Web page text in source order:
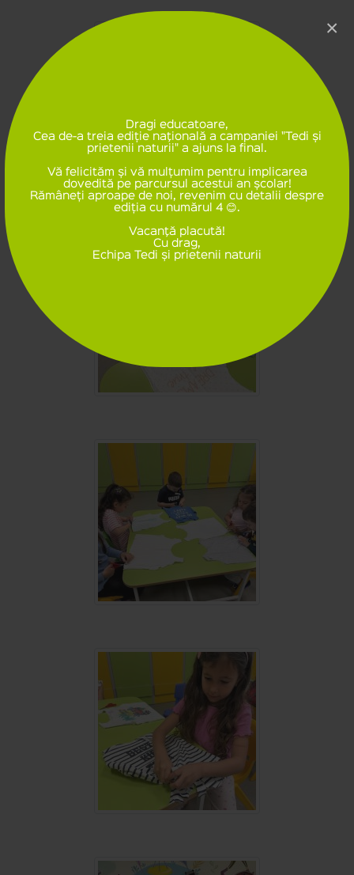
×
Dragi educatoare,
Cea de-a treia ediție naţională a campaniei "Tedi și
prietenii naturii" a ajuns la final.
Vă felicităm și vă mulțumim pentru implicarea
dovedită pe parcursul acestui an școlar!
Rămâneți aproape de noi, revenim cu detalii despre
ediția cu numărul 4 😊.
Vacanţă placută!
Cu drag,
Echipa Tedi și prietenii naturii